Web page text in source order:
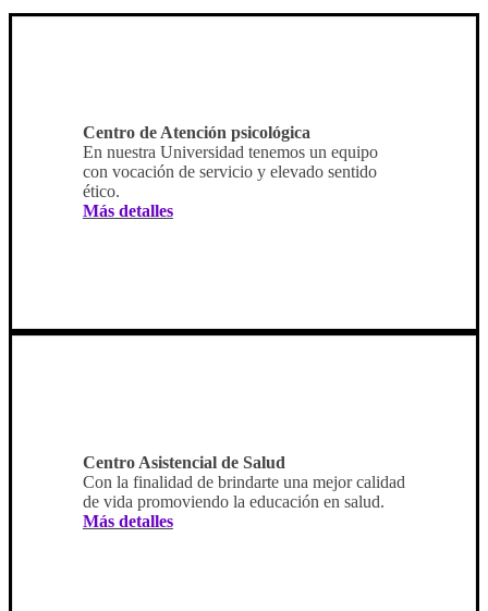
Centro de Atención psicológica
En nuestra Universidad tenemos un equipo
con vocación de servicio y elevado sentido
ético.
Más detalles
Centro Asistencial de Salud
Con la finalidad de brindarte una mejor calidad
de vida promoviendo la educación en salud.
Más detalles